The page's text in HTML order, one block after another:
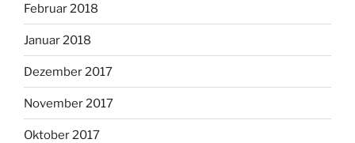
Februar 2018
Januar 2018
Dezember 2017
November 2017
Oktober 2017